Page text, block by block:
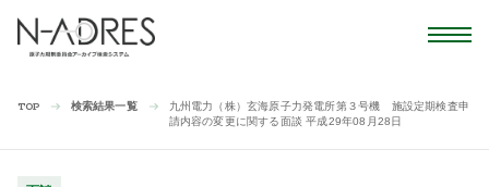
TOP 検索結果一覧
九州電力（株）玄海原子力発電所第３号機 施設定期検査申
請内容の変更に関する面談 平成29年08月28日